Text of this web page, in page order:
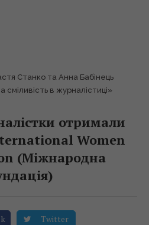
Станко та Анна Бабінець
в журналістиці»
отримали
Women
(Міжнародна
Twitter